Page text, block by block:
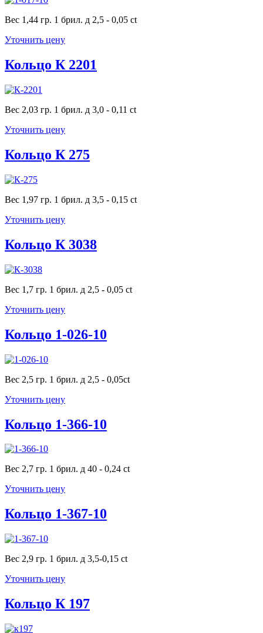
Вес 1,44 гр. 1 брил. д 2,5 - 0,05 ct
Уточнить цену
Кольцо К 2201
Вес 2,03 гр. 1 брил. д 3,0 - 0,11 ct
Уточнить цену
Кольцо К 275
Вес 1,97 гр. 1 брил. д 3,5 - 0,15 ct
Уточнить цену
Кольцо К 3038
Вес 1,7 гр. 1 брил. д 2,5 - 0,05 ct
Уточнить цену
Кольцо 1-026-10
Вес 2,5 гр. 1 брил. д 2,5 - 0,05ct
Уточнить цену
Кольцо 1-366-10
Вес 2,7 гр. 1 брил. д 40 - 0,24 ct
Уточнить цену
Кольцо 1-367-10
Вес 2,9 гр. 1 брил. д 3,5-0,15 ct
Уточнить цену
Кольцо К 197